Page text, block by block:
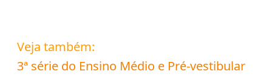
Veja também:
3ª série do Ensino Médio e Pré-vestibular